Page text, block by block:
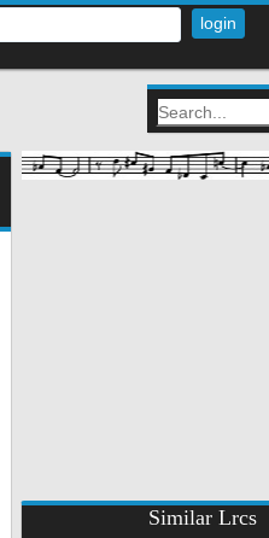
Similar Lrcs